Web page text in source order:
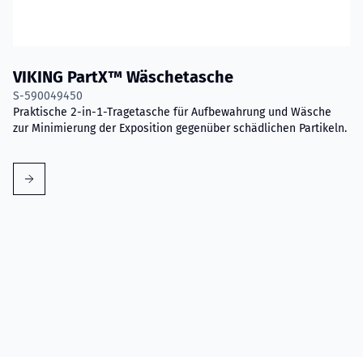
VIKING PartX™ Wäschetasche
S-590049450
Praktische 2-in-1-Tragetasche für Aufbewahrung und Wäsche
zur Minimierung der Exposition gegenüber schädlichen Partikeln.